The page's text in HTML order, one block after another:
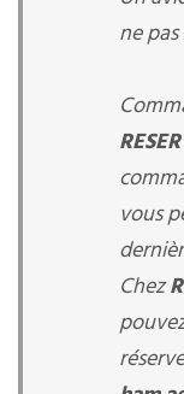
ne
vous
Chez